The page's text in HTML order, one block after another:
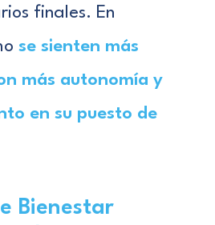
finales. En
se sienten más
más autonomía y
en su puesto de
Bienestar